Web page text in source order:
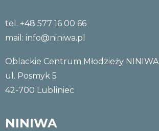
tel. +48 577 16 00 66
mail: info@niniwa.pl
Oblackie Centrum Młodzieży NINIWA
ul. Posmyk 5
42-700 Lubliniec
NINIWA